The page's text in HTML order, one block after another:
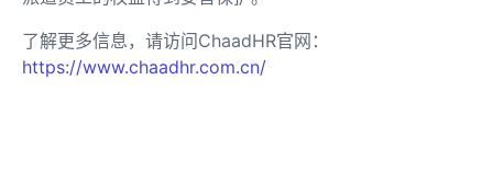
了解更多信息，请访问ChaadHR官网：
https://www.chaadhr.com.cn/